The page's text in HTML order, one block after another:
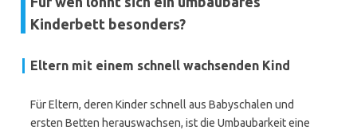
Kinderbett besonders?
Eltern mit einem schnell wachsenden Kind
Für Eltern, deren Kinder schnell aus Babyschalen und
ersten Betten herauswachsen, ist die Umbaubarkeit eine